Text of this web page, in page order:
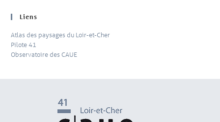
Liens
Atlas des paysages du Loir-et-Cher
Pilote 41
Observatoire des CAUE